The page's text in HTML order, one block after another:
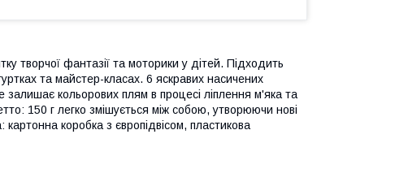
творчої фантазії та моторики у дітей. Підходить
та майстер-класах. 6 яскравих насичених
кольорових плям в процесі ліплення м'яка та
150 г легко змішується між собою, утворюючи нові
картонна коробка з європідвісом, пластикова